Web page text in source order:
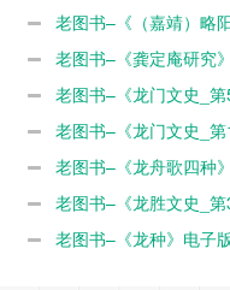
老图书–《（嘉靖）略
老图书–《龚定庵研究
老图书–《龙门文史_
1989》电子版合集
老图书–《龙门文史_
老图书–《龙舟歌四种
老图书–《龙胜文史_
老图书–《龙种》电子